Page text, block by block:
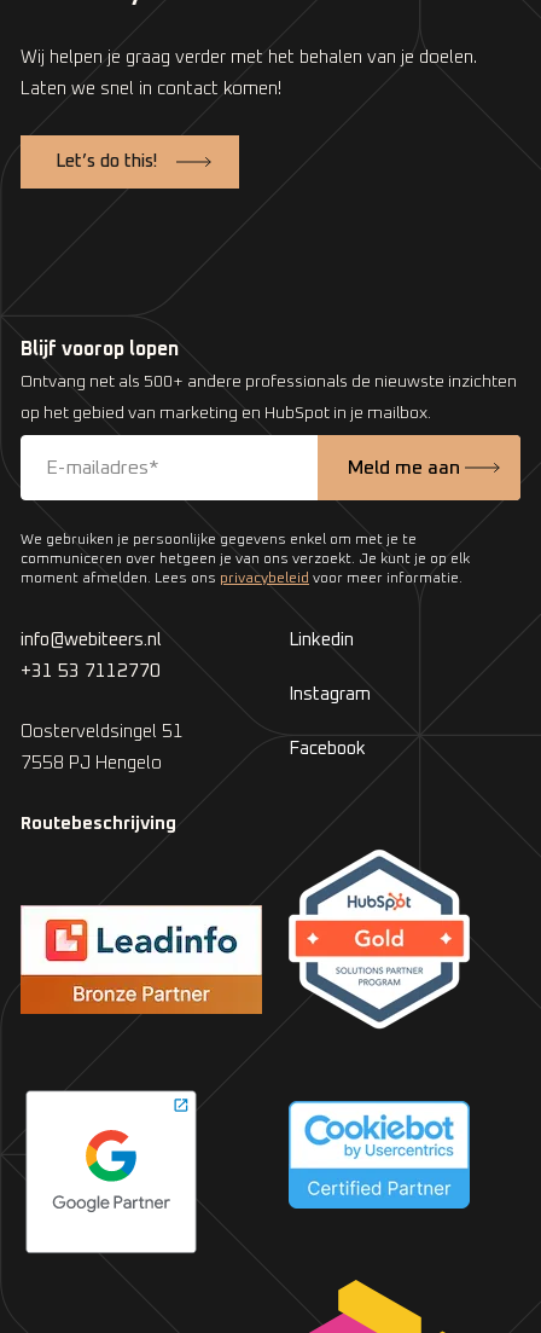
Wij helpen je graag verder met het behalen van je doelen.
Laten we snel in contact komen!
Let’s do this!
Blijf voorop lopen
Ontvang net als 500+ andere professionals de nieuwste inzichten
op het gebied van marketing en HubSpot in je mailbox.
We gebruiken je persoonlijke gegevens enkel om met je te
communiceren over hetgeen je van ons verzoekt. Je kunt je op elk
moment afmelden. Lees ons privacybeleid voor meer informatie.
info@webiteers.nl
+31 53 7112770
Oosterveldsingel 51
7558 PJ Hengelo
Routebeschrijving
Linkedin
Instagram
Facebook